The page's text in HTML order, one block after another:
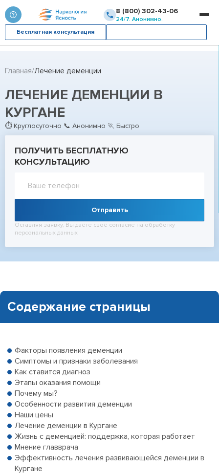
8 (800) 302-43-06
24/7. Анонимно.
Бесплатная консультация
Главная Лечение деменции
ЛЕЧЕНИЕ ДЕМЕНЦИИ В
КУРГАНЕ
⏱ Круглосуточно 📞 Анонимно 🏃 Быстро
ПОЛУЧИТЬ БЕСПЛАТНУЮ
КОНСУЛЬТАЦИЮ
Отправить
Оставляя заявку, Вы даёте своё согласие на обработку
персональных данных
Содержание страницы
Факторы появления деменции
Симптомы и признаки заболевания
Как ставится диагноз
Этапы оказания помощи
Почему мы?
Особенности развития деменции
Наши цены
Лечение деменции в Кургане
Жизнь с деменцией: поддержка, которая работает
Мнение главврача
Эффективность лечения развивающейся деменции в
Кургане